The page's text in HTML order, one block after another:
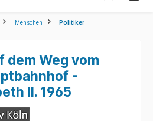
Menschen Politiker
dem Weg vom
-
II. 1965